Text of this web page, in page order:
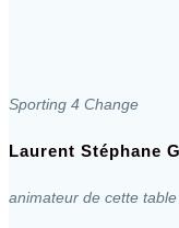
Sporting 4 Change
Laurent Stéphane
animateur de cette